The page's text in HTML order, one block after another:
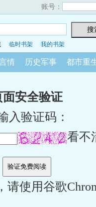
账号：
临时书架 我的书架
情 历史军事 都市重
面安全验证
入验证码：
看不
使用谷歌